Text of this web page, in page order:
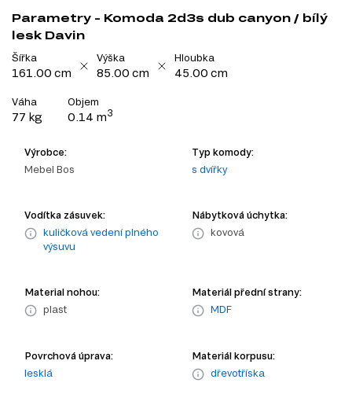
Parametry - Komoda 2d3s dub canyon / bílý
lesk Davin
Šířka
161.00 cm
Výška
85.00 cm
Hloubka
45.00 cm
Váha
77 kg
Objem
0.14 m3
Výrobce:
Mebel Bos
Typ komody:
s dvířky
Vodítka zásuvek:
kuličková vedení plného
výsuvu
Nábytková úchytka:
kovová
Material nohou:
plast
Materiál přední strany:
MDF
Povrchová úprava:
lesklá
Materiál korpusu:
dřevotříska